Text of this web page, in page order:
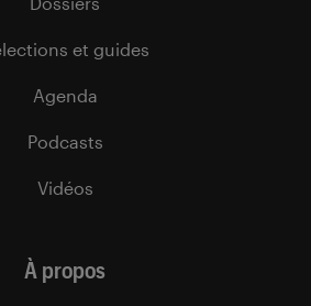
et guides
Agenda
Podcasts
Vidéos
À propos